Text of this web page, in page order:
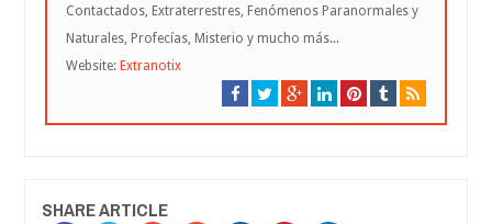
Contactados, Extraterrestres, Fenómenos Paranormales y
Naturales, Profecías, Misterio y mucho más...
Website: Extranotix
SHARE ARTICLE